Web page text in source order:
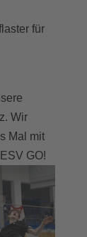
für
Wir
Mal mit
GO!